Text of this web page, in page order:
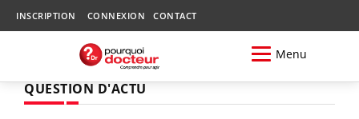
INSCRIPTION CONNEXION CONTACT
Menu
QUESTION D'ACTU